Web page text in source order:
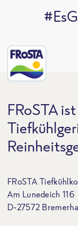
FRoSTA
FRoSTA
Am Lunedeich 116
D-27572